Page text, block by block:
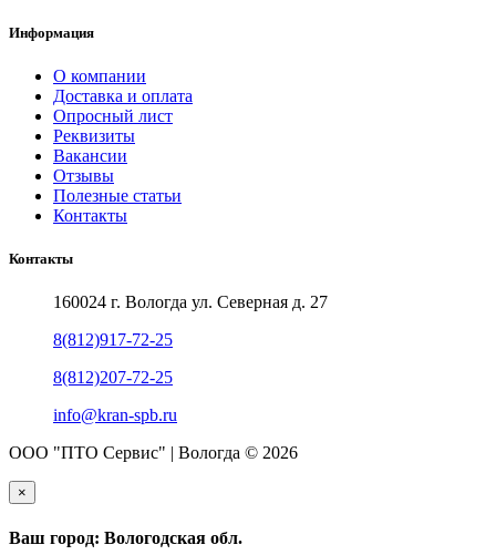
Информация
О компании
Доставка и оплата
Опросный лист
Реквизиты
Вакансии
Отзывы
Полезные статьи
Контакты
Контакты
160024 г. Вологда ул. Северная д. 27
8(812)917-72-25
8(812)207-72-25
info@kran-spb.ru
ООО "ПТО Сервис" | Вологда © 2026
×
Ваш город: Вологодская обл.